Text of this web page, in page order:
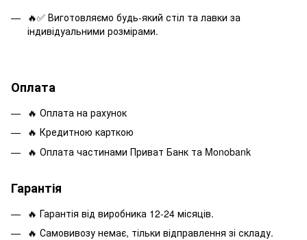
🔥✅ Виготовляємо будь-який стіл та лавки за
індивідуальними розмірами.
Оплата
🔥 Оплата на рахунок
🔥 Кредитною карткою
🔥 Оплата частинами Приват Банк та Monobank
Гарантія
🔥 Гарантія від виробника 12-24 місяців.
🔥 Самовивозу немає, тільки відправлення зі складу.